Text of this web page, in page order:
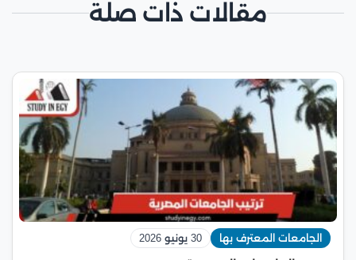
مقالات ذات صلة
الجامعات المعترف بها 30 يونيو 2026